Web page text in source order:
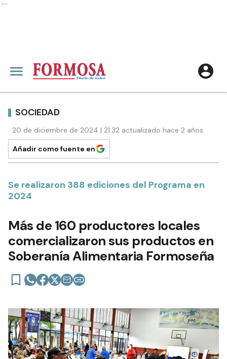
Ads
SOCIEDAD
20 de diciembre de 2024 | 21:32 actualizado hace 2 años
Añadir como fuente en
Se realizaron 388 ediciones del Programa en
2024
Más de 160 productores locales
comercializaron sus productos en
Soberanía Alimentaria Formoseña